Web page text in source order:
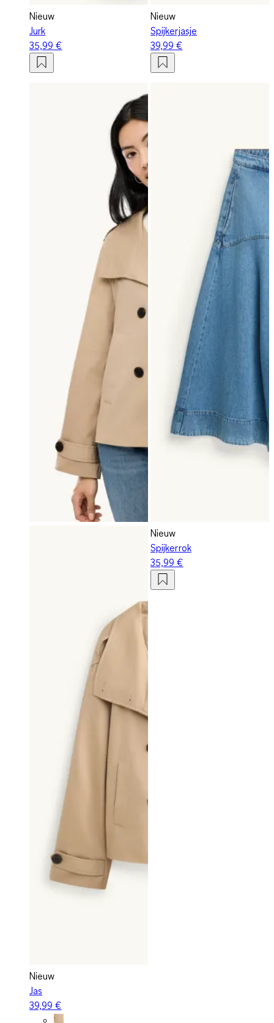
Nieuw
Jurk
35,99 €
Nieuw
Spijkerjasje
39,99 €
Nieuw
Jas
39,99 €
Nieuw
Spijkerrok
35,99 €